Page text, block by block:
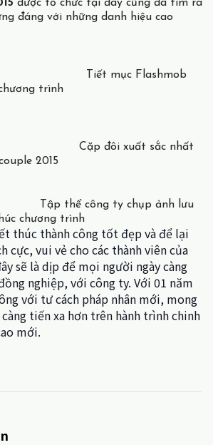
được tổ chức tại đây cũng đã tìm ra
đáng với những danh hiệu cao
Flashmob
trình
xuất sắc nhất
2015
ty chụp ảnh lưu
chương trình
thúc thành công tốt đẹp và để lại
cực, vui vẻ cho các thành viên của
sẽ là dịp để mọi người ngày càng
nghiệp, với công ty. Với 01 năm
với tư cách pháp nhân mới, mong
càng tiến xa hơn trên hành trình chinh
mới.